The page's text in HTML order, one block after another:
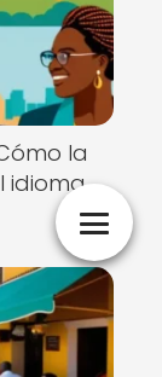
la
idioma